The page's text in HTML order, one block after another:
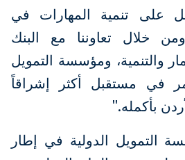
على تنمية المهارات في
خلال تعاوننا مع البنك
والتنمية، ومؤسسة التمويل
في مستقبل أكثر إشراقاً
بأكمله."
التمويل الدولية في إطار